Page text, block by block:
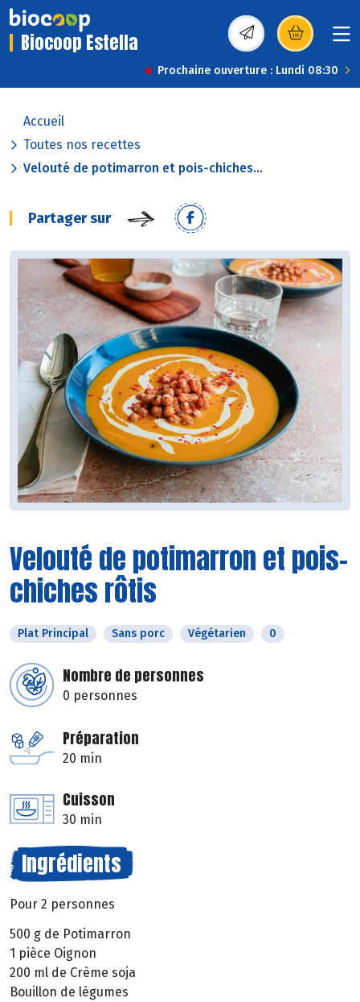
Biocoop Estella (s’ouvre dans une
Prochaine ouverture : Lundi 08:30
Accueil
Toutes nos recettes
Velouté de potimarron et pois-chiches...
Partager sur
Velouté de potimarron et pois-
chiches rôtis
Plat Principal Sans porc Végétarien 0
Nombre de personnes
0 personnes
Préparation
20 min
Cuisson
30 min
Ingrédients
Pour 2 personnes
500 g de Potimarron
1 pièce Oignon
200 ml de Crème soja
Bouillon de légumes